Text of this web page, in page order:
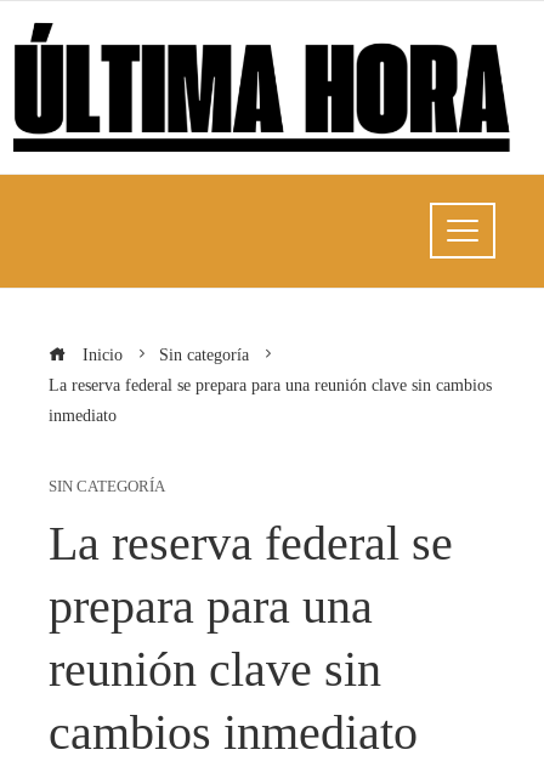
Inicio
Sin categoría
La reserva federal se prepara para una reunión clave sin cambios
inmediato
SIN CATEGORÍA
La reserva federal se
prepara para una
reunión clave sin
cambios inmediato